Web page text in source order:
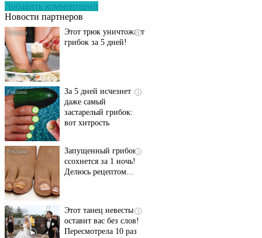
Добавить комментарий
Новости партнеров
Этот трюк уничтожает
грибок за 5 дней!
За 5 дней исчезнет
даже самый
застарелый грибок:
вот хитрость
Запущенный грибок
ссохнется за 1 ночь!
Делюсь рецептом...
Этот танец невесты
оставит вас без слов!
Пересмотрела 10 раз